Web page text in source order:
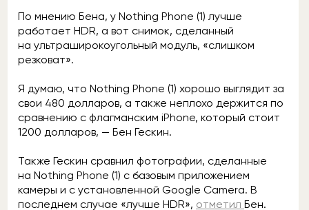
По мнению Бена, у Nothing Phone (1) лучше
работает HDR, а вот снимок, сделанный
на ультраширокоугольный модуль, «слишком
резковат».
Я думаю, что Nothing Phone (1) хорошо выглядит за
свои 480 долларов, а также неплохо держится по
сравнению с флагманским iPhone, который стоит
1200 долларов, — Бен Гескин.
Также Гескин сравнил фотографии, сделанные
на Nothing Phone (1) с базовым приложением
камеры и с установленной Google Camera. В
последнем случае «лучше HDR», отметил Бен.